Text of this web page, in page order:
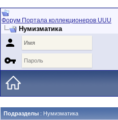
Форум Портала коллекционеров UUU
Нумизматика


Подразделы : Нумизматика